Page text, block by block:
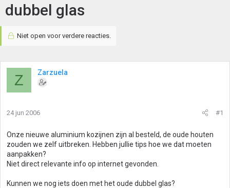
dubbel glas
Niet open voor verdere reacties.
Z Zarzuela
24 jun 2006 #1
Onze nieuwe aluminium kozijnen zijn al besteld, de oude houten
zouden we zelf uitbreken. Hebben jullie tips hoe we dat moeten
aanpakken?
Niet direct relevante info op internet gevonden.
Kunnen we nog iets doen met het oude dubbel glas?